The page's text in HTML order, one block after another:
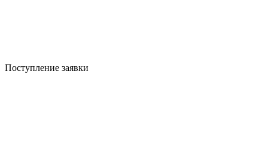
Поступление заявки